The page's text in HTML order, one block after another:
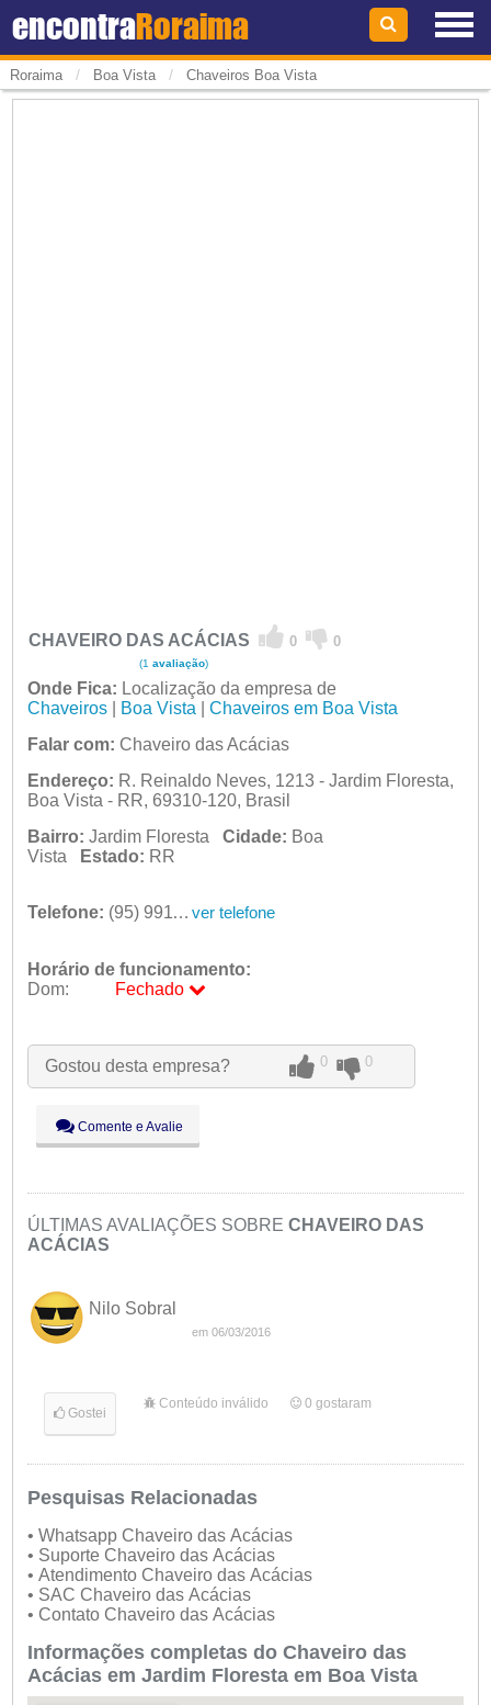
encontraRoraima
Roraima / Boa Vista / Chaveiros Boa Vista
CHAVEIRO DAS ACÁCIAS 0 0
(1 avaliação)
Onde Fica: Localização da empresa de
Chaveiros| Boa Vista
Chaveiros em Boa Vista
Falar com: Chaveiro das Acácias
Endereço: R. Reinaldo Neves, 1213 - Jardim Floresta,
Boa Vista - RR, 69310-120, Brasil
Bairro: Jardim Floresta Cidade: Boa
Vista
Estado: RR
Telefone: (95) 99115-6115 ver telefone
Horário de funcionamento:
Dom:
Fechado
Ter:
09:00 - 18:00
Qua:
09:00 - 18:00
Sex:
09:00 - 18:00
Sáb:
Fechado
Gostou desta empresa? 0 0
Comente e Avalie
ÚLTIMAS AVALIAÇÕES SOBRE CHAVEIRO DAS
ACÁCIAS
Nilo Sobral
em 06/03/2016
Gostei
Conteúdo inválido 0 gostaram
Pesquisas Relacionadas
• Whatsapp Chaveiro das Acácias
• Suporte Chaveiro das Acácias
• Atendimento Chaveiro das Acácias
• SAC Chaveiro das Acácias
• Contato Chaveiro das Acácias
Informações completas do Chaveiro das
Acácias em Jardim Floresta em Boa Vista